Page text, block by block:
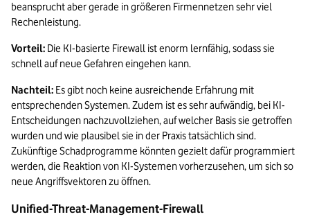
beansprucht aber gerade in größeren Firmennetzen sehr viel
Rechenleistung.
Vorteil: Die KI-basierte Firewall ist enorm lernfähig, sodass sie
schnell auf neue Gefahren eingehen kann.
Nachteil: Es gibt noch keine ausreichende Erfahrung mit
entsprechenden Systemen. Zudem ist es sehr aufwändig, bei KI-
Entscheidungen nachzuvollziehen, auf welcher Basis sie getroffen
wurden und wie plausibel sie in der Praxis tatsächlich sind.
Zukünftige Schadprogramme könnten gezielt dafür programmiert
werden, die Reaktion von KI-Systemen vorherzusehen, um sich so
neue Angriffsvektoren zu öffnen.
Unified-Threat-Management-Firewall